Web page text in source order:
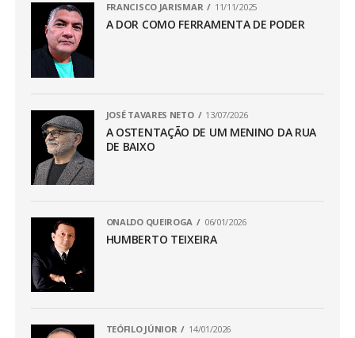
FRANCISCO JARISMAR 11/11/2025
A DOR COMO FERRAMENTA DE PODER
JOSÉ TAVARES NETO 13/07/2026
A OSTENTAÇÃO DE UM MENINO DA RUA
DE BAIXO
ONALDO QUEIROGA 06/01/2026
HUMBERTO TEIXEIRA
TEÓFILO JÚNIOR 14/01/2026